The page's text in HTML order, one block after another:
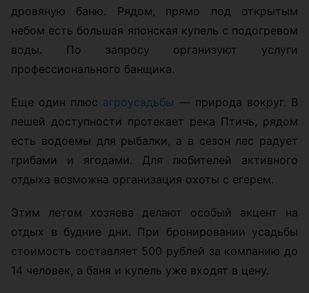
дровяную баню. Рядом, прямо под открытым
небом есть большая японская купель с подогревом
воды. По запросу организуют услуги
профессионального банщика.
Еще один плюс агроусадьбы — природа вокруг. В
пешей доступности протекает река Птичь, рядом
есть водоемы для рыбалки, а в сезон лес радует
грибами и ягодами. Для любителей активного
отдыха возможна организация охоты с егерем.
Этим летом хозяева делают особый акцент на
отдых в будние дни. При бронировании усадьбы
стоимость составляет 500 рублей за компанию до
14 человек, а баня и купель уже входят в цену.